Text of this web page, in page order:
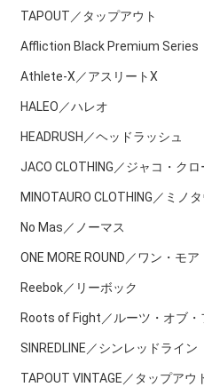
TAPOUT／タップアウト
Affliction Black Premium Series
Athlete-X／アスリートX
HALEO／ハレオ
HEADRUSH／ヘッドラッシュ
JACO CLOTHING／ジャコ・ク
MINOTAURO CLOTHING／ミノ
No Mas／ノーマス
ONE MORE ROUND／ワン・モ
Reebok／リーボック
Roots of Fight／ルーツ・オブ・
SINREDLINE／シンレッドライン
TAPOUT VINTAGE／タップアウ